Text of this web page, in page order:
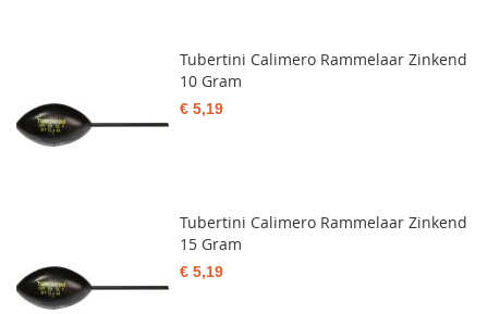
Tubertini Calimero Rammelaar Zinkend
10 Gram
€ 5,19
Tubertini Calimero Rammelaar Zinkend
15 Gram
€ 5,19